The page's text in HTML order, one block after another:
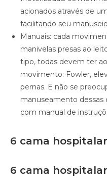
acionados através de
facilitando seu
Manuais: cada
manivelas presas ao
tipo, todas devem ter
movimento: Fowler,
pernas. E não se
manuseamento dessas
com manual de
6 cama
6 cama